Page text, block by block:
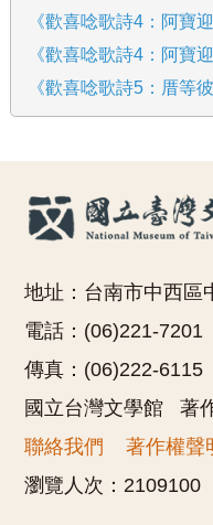
《歡喜唸歌詩4：阿寶迎
《歡喜唸歌詩4：阿寶迎
《歡喜唸歌詩5：厝等彼
地址：台南市中西區
電話：(06)221-7201
傳真：(06)222-6115
國立台灣文學館 著
聯絡我們
著作權聲
瀏覽人次： 2109100